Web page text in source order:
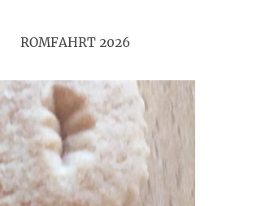
ROMFAHRT 2026